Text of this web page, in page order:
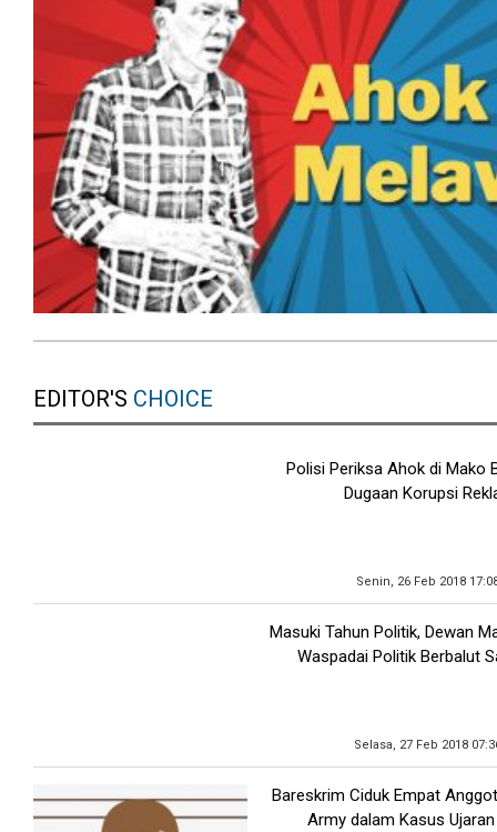
EDITOR'S CHOICE
Polisi Periksa Ahok di Mako
Dugaan Korupsi
Senin, 26 Feb 2018
Masuki Tahun Politik, Dewan
Waspadai Politik Berbalut
Selasa, 27 Feb 2018
Bareskrim Ciduk Empat
Army dalam Kasus